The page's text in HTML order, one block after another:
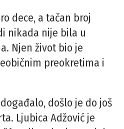
dece, a tačan broj
nikada nije bila u
Njen život bio je
preokretima i
došlo je do još
Ljubica Adžović je